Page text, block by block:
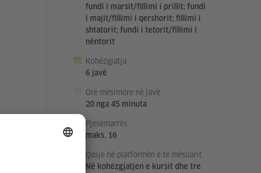
fundi i marsit/fillimi i prillit; fundi
i majit/fillimi i qershorit; fillimi i
shtatorit; fundi i tetorit/fillimi i
nëntorit
Kohëzgjatja
6 javë
Orë mësimore në javë
20 nga 45 minuta
Pjesëmarrës
maks. 16
Qasje në platformën e të mësuarit
Në kohëzgjatjen e kursit dhe tre